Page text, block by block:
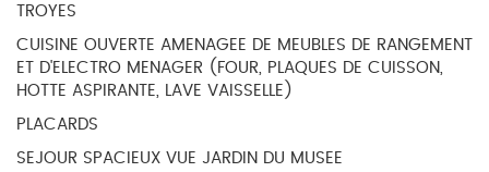
TROYES
CUISINE OUVERTE AMENAGEE DE MEUBLES DE RANGEMENT
ET D'ELECTRO MENAGER (FOUR, PLAQUES DE CUISSON,
HOTTE ASPIRANTE, LAVE VAISSELLE)
PLACARDS
SEJOUR SPACIEUX VUE JARDIN DU MUSEE